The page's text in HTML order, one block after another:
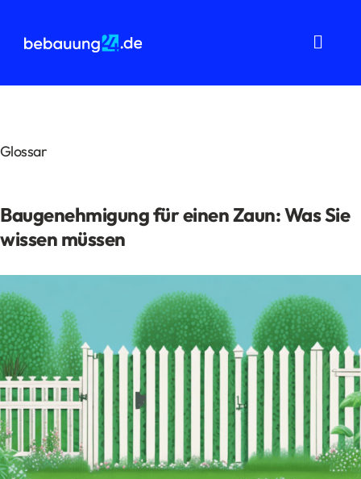
springen
Bauantrag
Über uns
FAQ
Kontakt
Datenschutz
Impressum
Glossar
Glossar
Baugenehmigung für einen Zaun: Was Sie
wissen müssen